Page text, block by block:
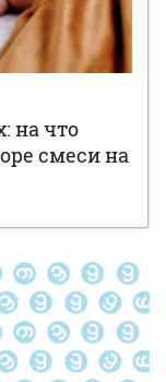
на что
смеси на